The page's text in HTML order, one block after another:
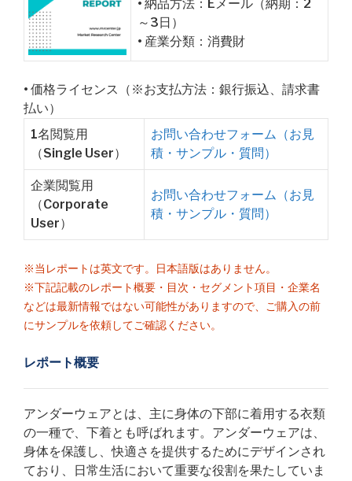
• 納品方法：Eメール（納期：2
～3日）
• 産業分類：消費財
• 価格ライセンス（※お支払方法：銀行振込、請求書
払い）
1名閲覧用
（Single User）
お問い合わせフォーム（お見
積・サンプル・質問）
企業閲覧用
（Corporate
User）
お問い合わせフォーム（お見
積・サンプル・質問）
※当レポートは英文です。日本語版はありません。
※下記記載のレポート概要・目次・セグメント項目・企業名
などは最新情報ではない可能性がありますので、ご購入の前
にサンプルを依頼してご確認ください。
レポート概要
アンダーウェアとは、主に身体の下部に着用する衣類
の一種で、下着とも呼ばれます。アンダーウェアは、
身体を保護し、快適さを提供するためにデザインされ
ており、日常生活において重要な役割を果たしていま